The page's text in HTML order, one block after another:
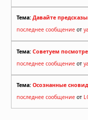
Тема: Давайте
последнее сообщение от
Тема: Советуем
последнее сообщение от
Тема: Осознанные
последнее сообщение от